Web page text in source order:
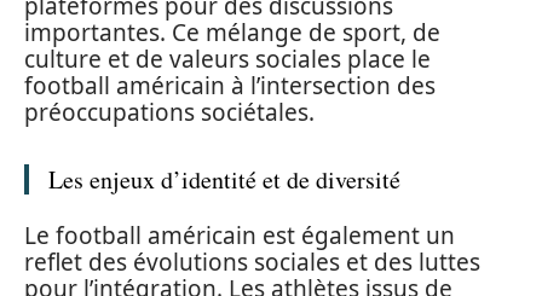
plateformes pour des discussions
importantes. Ce mélange de sport, de
culture et de valeurs sociales place le
football américain à l’intersection des
préoccupations sociétales.
Les enjeux d’identité et de diversité
Le football américain est également un
reflet des évolutions sociales et des luttes
pour l’intégration. Les athlètes issus de